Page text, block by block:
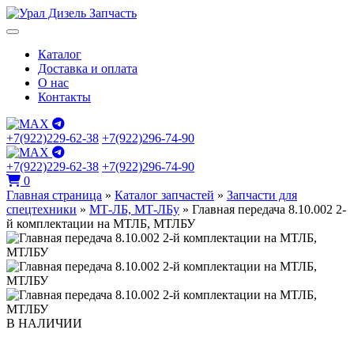
Каталог
Доставка и оплата
О нас
Контакты
+7(922)229-62-38 +7(922)296-74-90
+7(922)229-62-38 +7(922)296-74-90
0
Главная страница » Каталог запчастей » Запчасти для
спецтехники » МТ-ЛБ, МТ-ЛБу » Главная передача 8.10.002 2-
й комплектации на МТЛБ, МТЛБУ
В НАЛИЧИИ